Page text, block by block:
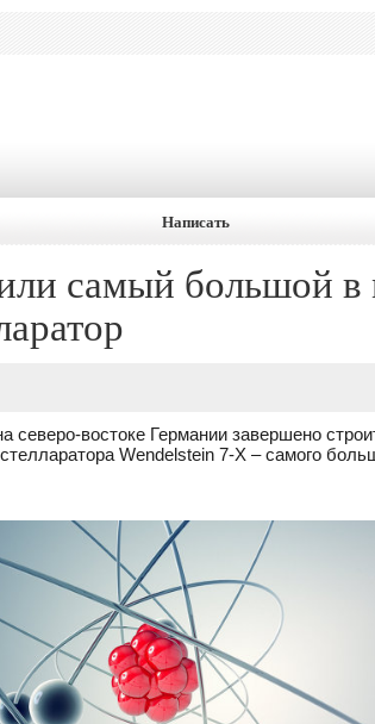
Написать
самый большой в
северо-востоке Германии завершено
Wendelstein 7-X – самого